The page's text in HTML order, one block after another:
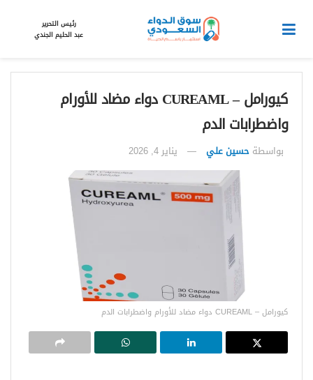
رئيس التحرير
عبد الحليم الجندي
كيورامل – CUREAML دواء مضاد للأورام
واضطرابات الدم
بواسطة حسين علي يناير 4, 2026
كيورامل – CUREAML دواء مضاد للأورام واضطرابات الدم